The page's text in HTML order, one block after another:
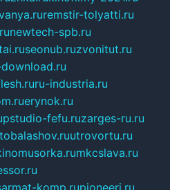
remstir-tolyatti.ru
newtech-spb.ru
seonub.ruzvonitut.ru
ru-industria.ru
erynok.ru
fefu.ruzarges-ru.ru
utrovortu.ru
mkcslava.ru
komp.rupioneeri.ru